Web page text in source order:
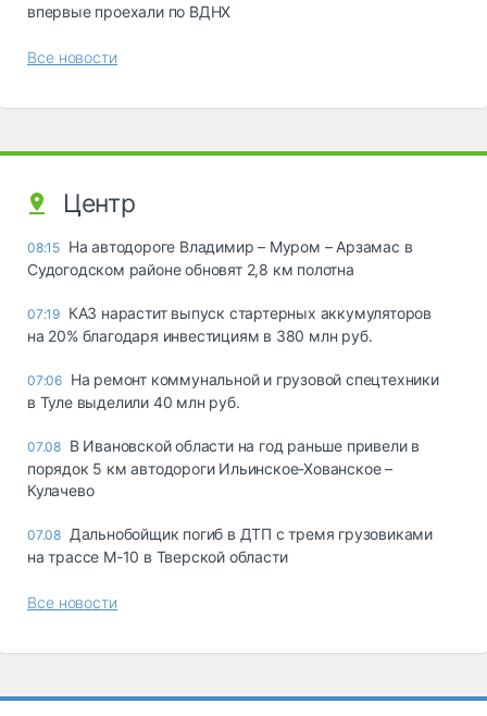
впервые проехали по ВДНХ
Все новости
Центр
08:15 На автодороге Владимир – Муром – Арзамас в
Судогодском районе обновят 2,8 км полотна
07:19 КАЗ нарастит выпуск стартерных аккумуляторов
на 20% благодаря инвестициям в 380 млн руб.
07:06 На ремонт коммунальной и грузовой спецтехники
в Туле выделили 40 млн руб.
07.08 В Ивановской области на год раньше привели в
порядок 5 км автодороги Ильинское-Хованское –
Кулачево
07.08 Дальнобойщик погиб в ДТП с тремя грузовиками
на трассе М-10 в Тверской области
Все новости